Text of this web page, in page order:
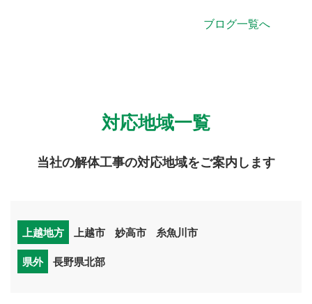
ブログ一覧へ
対応地域一覧
当社の解体工事の対応地域をご案内します
上越地方 上越市 妙高市
糸魚川市
県外
長野県北部